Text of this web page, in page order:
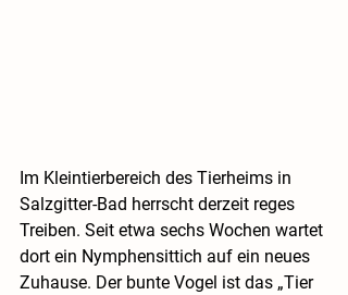
Im Kleintierbereich des Tierheims in
Salzgitter-Bad herrscht derzeit reges
Treiben. Seit etwa sechs Wochen wartet
dort ein Nymphensittich auf ein neues
Zuhause. Der bunte Vogel ist das „Tier